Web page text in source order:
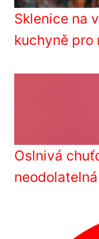
Sklenice na
kuchyně pro
Oslnivá